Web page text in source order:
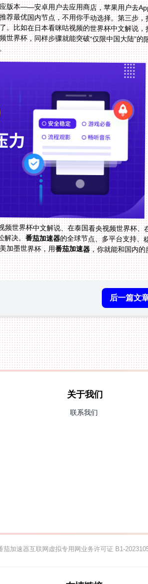
版本——安卓用户去应用商店，苹果用户去
自动推荐最优国内节点，不用你手动选择。第三步
。比如在日本看咪咕视频的世界杯中文解说，
界杯，同样步骤就能突破“仅限中国大陆”的
世界杯中文解说、在泰国看央视频世界杯、
解决。番茄加速器的全球节点、多平台支持、
加墨世界杯，用番茄加速器，你就能和国内的
后一篇文
关于我们
联系我们
茄加速器互联网虚拟专用网业务许可证 B1-